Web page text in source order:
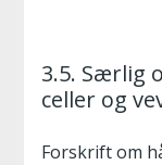
3.5. Særlig
celler og
Forskrift om